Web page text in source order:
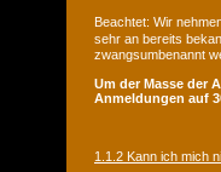
Beachtet: Wir
sehr an bereits
zwangsumbenannt
Um der Masse der
Anmeldungen auf
1.1.2 Kann ich mich